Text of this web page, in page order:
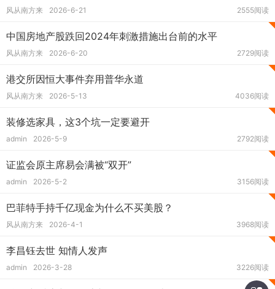
风从南方来 2026-6-21 2555阅读
中国房地产股跌回2024年刺激措施出台前的水平
风从南方来 2026-6-20 2729阅读
港交所因恒大事件弃用普华永道
风从南方来 2026-5-13 4036阅读
装修选家具，这3个坑一定要避开
admin 2026-5-9 2792阅读
证监会原主席易会满被“双开”
admin 2026-5-2 3156阅读
巴菲特手持千亿现金为什么不买美股？
风从南方来 2026-4-1 3968阅读
李昌钰去世 知情人发声
admin 2026-3-28 3226阅读